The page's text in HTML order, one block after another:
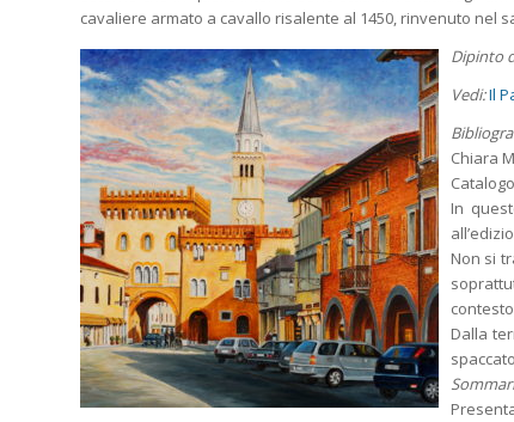
cavaliere armato a cavallo risalente al 1450, rinvenuto nel
Dipinto
Vedi:Il
Chiara
In
Non si
Dalla